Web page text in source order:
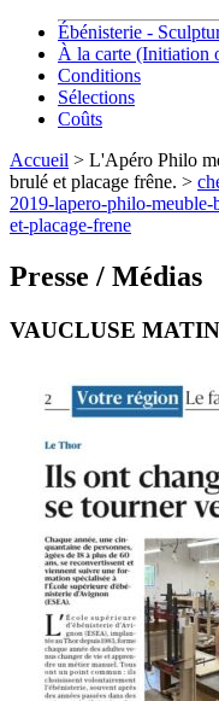
Ébénisterie -
À la carte (Initiation
Conditions
Sélections
Coûts
Accueil > L'Apéro Philo
brulé et placage frêne. >
2019-lapero-philo-
et-placage-frene
Presse / Médias
VAUCLUSE MATIN